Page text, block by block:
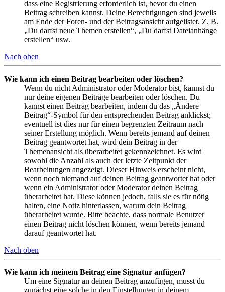
dass eine Registrierung erforderlich ist, bevor du einen
Beitrag schreiben kannst. Deine Berechtigungen sind jeweils
am Ende der Foren- und der Beitragsansicht aufgelistet. Z. B.
„Du darfst neue Themen erstellen“, „Du darfst Dateianhänge
erstellen“ usw.
Nach oben
Wie kann ich einen Beitrag bearbeiten oder löschen?
Wenn du nicht Administrator oder Moderator bist, kannst du
nur deine eigenen Beiträge bearbeiten oder löschen. Du
kannst einen Beitrag bearbeiten, indem du das „Ändere
Beitrag“-Symbol für den entsprechenden Beitrag anklickst;
eventuell ist dies nur für einen begrenzten Zeitraum nach
seiner Erstellung möglich. Wenn bereits jemand auf deinen
Beitrag geantwortet hat, wird dein Beitrag in der
Themenansicht als überarbeitet gekennzeichnet. Es wird
sowohl die Anzahl als auch der letzte Zeitpunkt der
Bearbeitungen angezeigt. Dieser Hinweis erscheint nicht,
wenn noch niemand auf deinen Beitrag geantwortet hat oder
wenn ein Administrator oder Moderator deinen Beitrag
überarbeitet hat. Diese können jedoch, falls sie es für nötig
halten, eine Notiz hinterlassen, warum dein Beitrag
überarbeitet wurde. Bitte beachte, dass normale Benutzer
einen Beitrag nicht löschen können, wenn bereits jemand
darauf geantwortet hat.
Nach oben
Wie kann ich meinem Beitrag eine Signatur anfügen?
Um eine Signatur an deinen Beitrag anzufügen, musst du